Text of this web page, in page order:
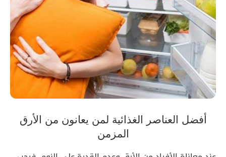
أفضل العناصر الغذائية لمن يعانون من الأرق
المزمن